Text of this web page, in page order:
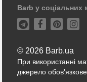
Barb у соціальних
© 2026 Barb.ua
При використанні
джерело обов'язкове